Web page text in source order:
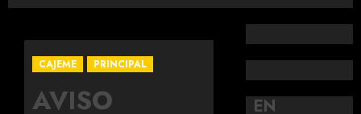
CAJEME PRINCIPAL
AVISO
EN